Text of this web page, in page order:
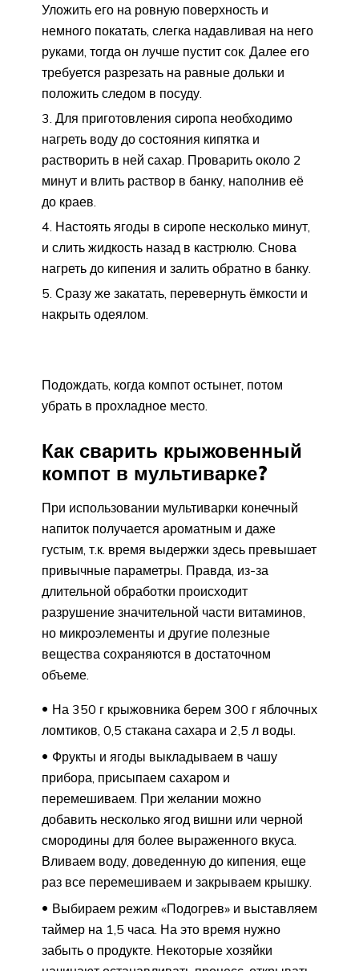
Уложить его на ровную поверхность и
немного покатать, слегка надавливая на него
руками, тогда он лучше пустит сок. Далее его
требуется разрезать на равные дольки и
положить следом в посуду.
Для приготовления сиропа необходимо
нагреть воду до состояния кипятка и
растворить в ней сахар. Проварить около 2
минут и влить раствор в банку, наполнив её
до краев.
Настоять ягоды в сиропе несколько минут,
и слить жидкость назад в кастрюлю. Снова
нагреть до кипения и залить обратно в банку.
Сразу же закатать, перевернуть ёмкости и
накрыть одеялом.
Подождать, когда компот остынет, потом
убрать в прохладное место.
Как сварить крыжовенный
компот в мультиварке?
При использовании мультиварки конечный
напиток получается ароматным и даже
густым, т.к. время выдержки здесь превышает
привычные параметры. Правда, из-за
длительной обработки происходит
разрушение значительной части витаминов,
но микроэлементы и другие полезные
вещества сохраняются в достаточном
объеме.
На 350 г крыжовника берем 300 г яблочных
ломтиков, 0,5 стакана сахара и 2,5 л воды.
Фрукты и ягоды выкладываем в чашу
прибора, присыпаем сахаром и
перемешиваем. При желании можно
добавить несколько ягод вишни или черной
смородины для более выраженного вкуса.
Вливаем воду, доведенную до кипения, еще
раз все перемешиваем и закрываем крышку.
Выбираем режим «Подогрев» и выставляем
таймер на 1,5 часа. На это время нужно
забыть о продукте. Некоторые хозяйки